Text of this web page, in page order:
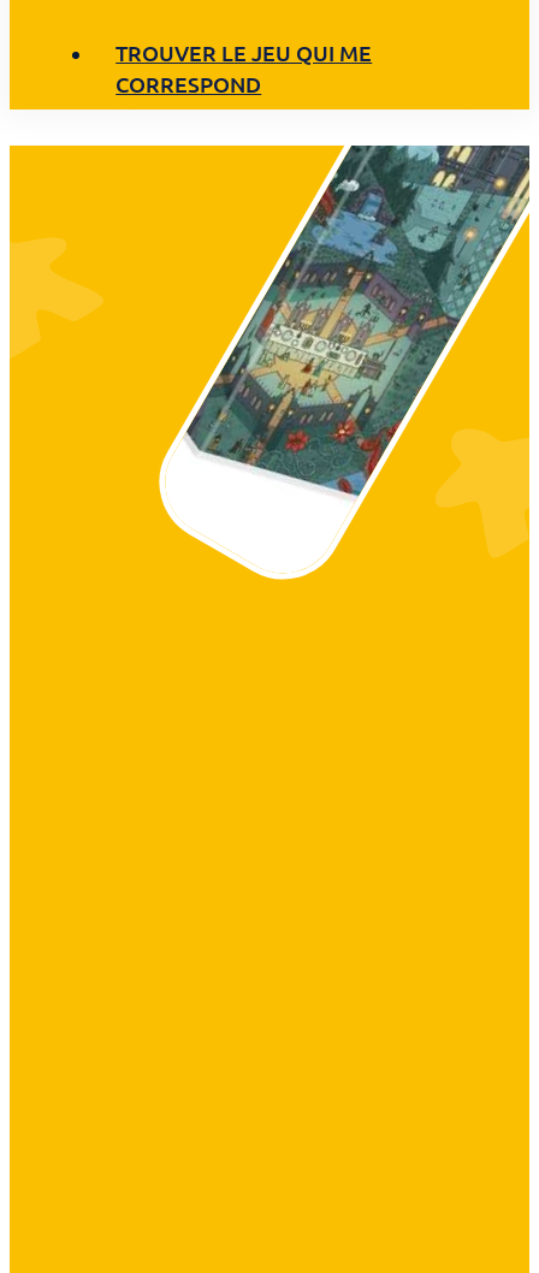
TROUVER LE JEU QUI ME
CORRESPOND